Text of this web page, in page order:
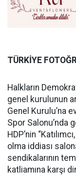
TÜRKİYE
Halkların
genel kurulunun
Genel Kurulu’na
Spor Salonu’nda
HDP’nin
olma iddiası
sendikalarının
katliamına karşı